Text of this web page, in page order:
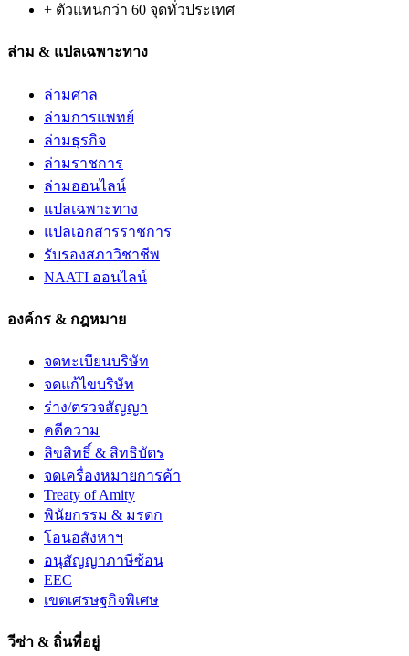
+ ตัวแทนกว่า 60 จุดทั่วประเทศ
ล่าม & แปลเฉพาะทาง
ล่ามศาล
ล่ามการแพทย์
ล่ามธุรกิจ
ล่ามราชการ
ล่ามออนไลน์
แปลเฉพาะทาง
แปลเอกสารราชการ
รับรองสภาวิชาชีพ
NAATI ออนไลน์
องค์กร & กฎหมาย
จดทะเบียนบริษัท
จดแก้ไขบริษัท
ร่าง/ตรวจสัญญา
คดีความ
ลิขสิทธิ์ & สิทธิบัตร
จดเครื่องหมายการค้า
Treaty of Amity
พินัยกรรม & มรดก
โอนอสังหาฯ
อนุสัญญาภาษีซ้อน
EEC
เขตเศรษฐกิจพิเศษ
วีซ่า & ถิ่นที่อยู่